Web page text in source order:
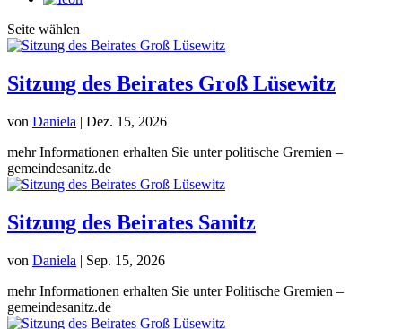
Seite wählen
Sitzung des Beirates Groß Lüsewitz
von Daniela | Dez. 15, 2026
mehr Informationen erhalten Sie unter politische Gremien –
gemeindesanitz.de
Sitzung des Beirates Sanitz
von Daniela | Sep. 15, 2026
mehr Informationen erhalten Sie unter Politische Gremien –
gemeindesanitz.de